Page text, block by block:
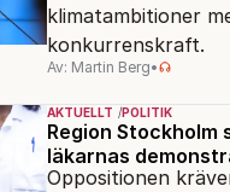
klimatambitioner
konkurrenskraft.
Av: Martin Berg•
AKTUELLT POLITIK
Region Stockholm
läkarnas
Oppositionen